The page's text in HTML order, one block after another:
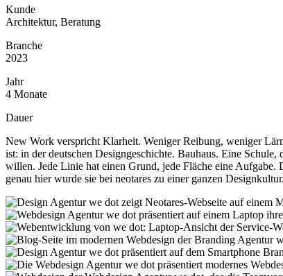
Kunde
Architektur, Beratung
Branche
2023
Jahr
4 Monate
Dauer
New Work verspricht Klarheit. Weniger Reibung, weniger
ist: in der deutschen Designgeschichte. Bauhaus. Eine
willen. Jede Linie hat einen Grund, jede Fläche eine Aufgabe.
genau hier wurde sie bei neotares zu einer ganzen Designkultur.